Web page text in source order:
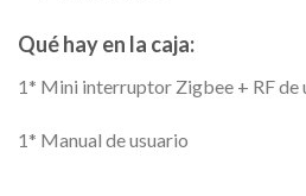
Qué hay en la caja:
1* Mini interruptor Zigbee + RF de
1* Manual de usuario